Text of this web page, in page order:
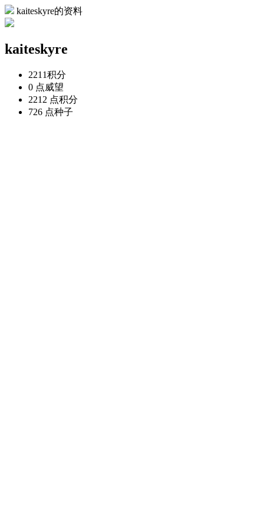
kaiteskyre的资料
kaiteskyre
2211积分
0 点威望
2212 点积分
726 点种子